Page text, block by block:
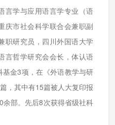
言学与应用语言学专业（语
庆市社会科学联合会兼职副
职研究员，四川外国语大学
言哲学研究会会长，体认语
金3项，在《外语教学与研
，其中有15篇被人大复印报
部。先后8次获得省级社科